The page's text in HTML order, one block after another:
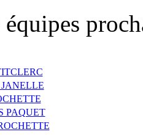
PAQUET